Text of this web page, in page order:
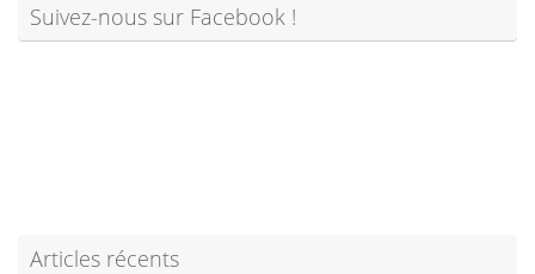
Suivez-nous sur Facebook !
Articles récents